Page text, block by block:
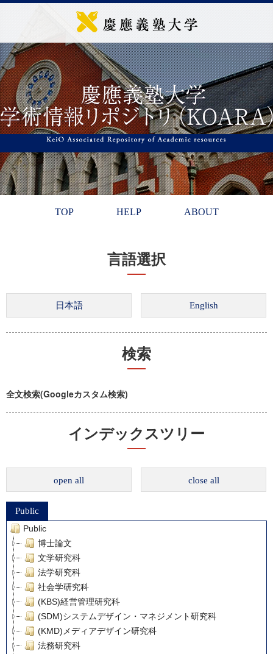
TOP HELP ABOUT
言語選択
検索
全文検索(Googleカスタム検索)
インデックスツリー
open all close all
Public
Public
博士論文
文学研究科
法学研究科
社会学研究科
(KBS)経営管理研究科
(SDM)システムデザイン・マネジメント研究科
(KMD)メディアデザイン研究科
法務研究科